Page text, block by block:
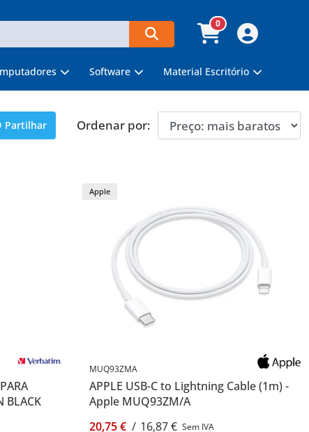
0
Software Material Escritório
Partilhar Ordenar por:
BLACK
Apple
MUQ93ZMA
APPLE USB-C to Lightning Cable (1m) -
Apple MUQ93ZM/A
20,75 € / 16,87 € Sem IVA